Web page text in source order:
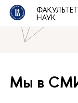
НАУК
Национальный
школа экономики»
Мы в